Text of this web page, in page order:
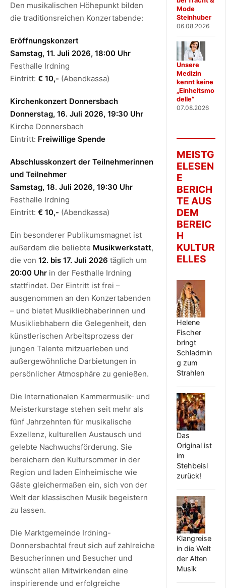
Den musikalischen Höhepunkt bilden
die traditionsreichen Konzertabende:
Eröffnungskonzert
Samstag, 11. Juli 2026, 18:00 Uhr
Festhalle Irdning
Eintritt: € 10,- (Abendkassa)
Kirchenkonzert Donnersbach
Donnerstag, 16. Juli 2026, 19:30 Uhr
Kirche Donnersbach
Eintritt: Freiwillige Spende
Abschlusskonzert der Teilnehmerinnen
und Teilnehmer
Samstag, 18. Juli 2026, 19:30 Uhr
Festhalle Irdning
Eintritt: € 10,- (Abendkassa)
Ein besonderer Publikumsmagnet ist
außerdem die beliebte Musikwerkstatt,
die von 12. bis 17. Juli 2026 täglich um
20:00 Uhr in der Festhalle Irdning
stattfindet. Der Eintritt ist frei –
ausgenommen an den Konzertabenden
– und bietet Musikliebhaberinnen und
Musikliebhabern die Gelegenheit, den
künstlerischen Arbeitsprozess der
jungen Talente mitzuerleben und
außergewöhnliche Darbietungen in
persönlicher Atmosphäre zu genießen.
Die Internationalen Kammermusik- und
Meisterkurstage stehen seit mehr als
fünf Jahrzehnten für musikalische
Exzellenz, kulturellen Austausch und
gelebte Nachwuchsförderung. Sie
bereichern den Kultursommer in der
Region und laden Einheimische wie
Gäste gleichermaßen ein, sich von der
Welt der klassischen Musik begeistern
zu lassen.
Die Marktgemeinde Irdning-
Donnersbachtal freut sich auf zahlreiche
Besucherinnen und Besucher und
wünscht allen Mitwirkenden eine
inspirierende und erfolgreiche
Mode
Steinhuber
06.08.2026
Unsere
Medizin
kennt keine
„Einheitsmo
delle“
07.08.2026
MEISTG
ELESEN
E
BERICH
TE AUS
DEM
BEREIC
H
KULTUR
ELLES
Helene
Fischer
bringt
Schladmin
g zum
Strahlen
Das
Original ist
im
Stehbeisl
zurück!
Klangreise
in die Welt
der Alten
Musik